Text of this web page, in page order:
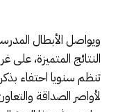
ويواصل الأبطال
النتائج المتميزة، على
تنظم سنويا احتفاء
لأواصر الصداقة